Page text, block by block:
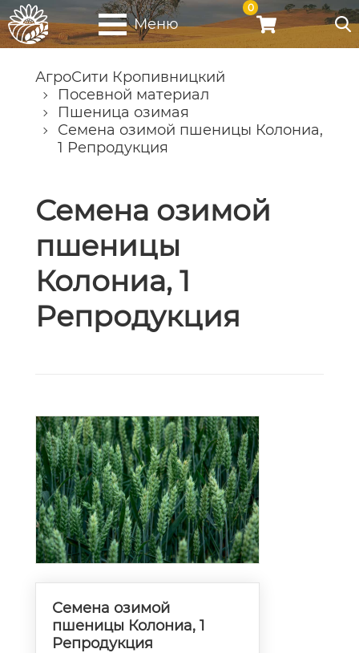
Меню
0
АгроСити Кропивницкий
Посевной материал
Пшеница озимая
Семена озимой пшеницы Колониа,
1 Репродукция
Семена озимой
пшеницы
Колониа, 1
Репродукция
Семена озимой
пшеницы Колониа, 1
Репродукция